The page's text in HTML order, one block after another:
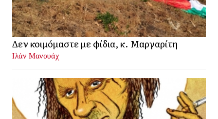
Δεν κοιμόμαστε με φίδια, κ. Μαργαρίτη
Ιλάν Μανουάχ